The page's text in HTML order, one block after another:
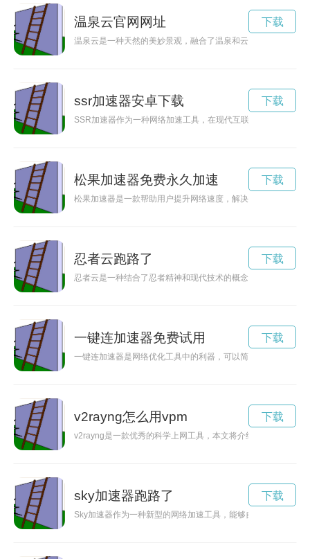
温泉云官网网址
温泉云是一种天然的美妙景观，融合了温泉和云的奇妙魅力，
下载
ssr加速器安卓下载
SSR加速器作为一种网络加速工具，在现代互联网时代扮演着
下载
松果加速器免费永久加速
松果加速器是一款帮助用户提升网络速度，解决网络延迟问题
下载
忍者云跑路了
忍者云是一种结合了忍者精神和现代技术的概念，代表了隐秘、
下载
一键连加速器免费试用
一键连加速器是网络优化工具中的利器，可以简化加速过程，
下载
v2rayng怎么用vpm
v2rayng是一款优秀的科学上网工具，本文将介绍其使用方法，
下载
sky加速器跑路了
Sky加速器作为一种新型的网络加速工具，能够自动优化网络
下载